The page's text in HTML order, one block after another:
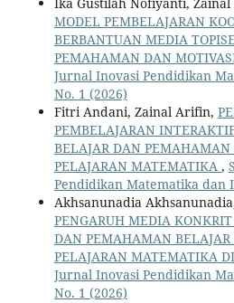
MODEL PEMBELAJARAN
BERBANTUAN MEDIA
PEMAHAMAN DAN
Jurnal Inovasi Pendidikan
No. 1 (2026)
Fitri Andani, Zainal Arifin,
PEMBELAJARAN
BELAJAR DAN
PELAJARAN MATEMATIKA ,
Pendidikan Matematika dan
Akhsanunadia
PENGARUH MEDIA
DAN PEMAHAMAN BELAJAR
PELAJARAN MATEMATIKA
Jurnal Inovasi Pendidikan
No. 1 (2026)